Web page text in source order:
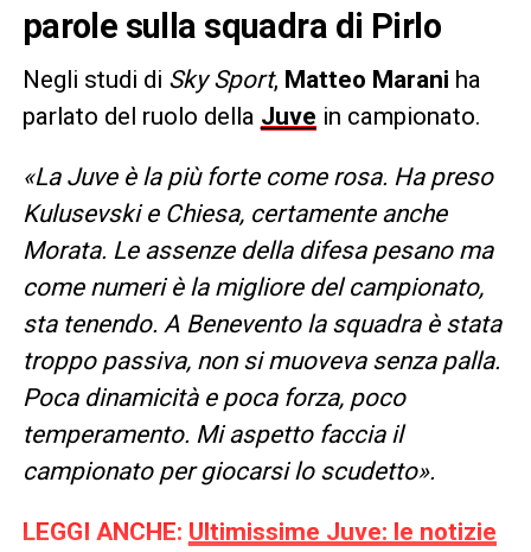
parole sulla squadra di Pirlo
Negli studi di Sky Sport, Matteo Marani ha
parlato del ruolo della Juve in campionato.
«La Juve è la più forte come rosa. Ha preso
Kulusevski e Chiesa, certamente anche
Morata. Le assenze della difesa pesano ma
come numeri è la migliore del campionato,
sta tenendo. A Benevento la squadra è stata
troppo passiva, non si muoveva senza palla.
Poca dinamicità e poca forza, poco
temperamento. Mi aspetto faccia il
campionato per giocarsi lo scudetto».
LEGGI ANCHE: Ultimissime Juve: le notizie